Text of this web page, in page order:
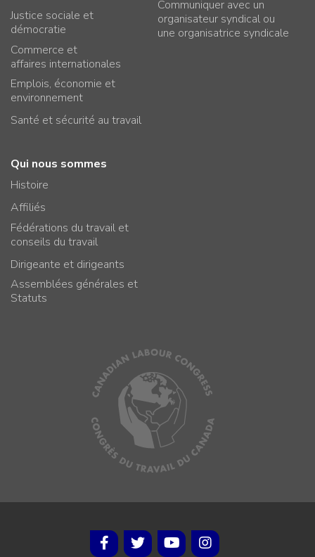
Justice sociale et
démocratie
Commerce et
affaires internationales
Emplois, économie et
environnement
Santé et sécurité au travail
Communiquer avec un
organisateur syndical ou
une organisatrice syndicale
Qui nous sommes
Histoire
Affiliés
Fédérations du travail et
conseils du travail
Dirigeante et dirigeants
Assemblées générales et
Statuts